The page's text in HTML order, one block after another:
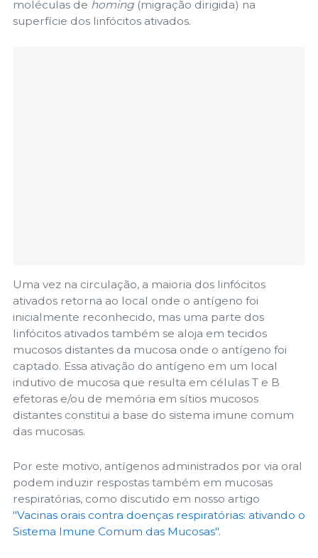
moléculas de homing (migração dirigida) na
superfície dos linfócitos ativados.
Uma vez na circulação, a maioria dos linfócitos
ativados retorna ao local onde o antígeno foi
inicialmente reconhecido, mas uma parte dos
linfócitos ativados também se aloja em tecidos
mucosos distantes da mucosa onde o antígeno foi
captado. Essa ativação do antígeno em um local
indutivo de mucosa que resulta em células T e B
efetoras e/ou de memória em sítios mucosos
distantes constitui a base do sistema imune comum
das mucosas.
Por este motivo, antígenos administrados por via oral
podem induzir respostas também em mucosas
respiratórias, como discutido em nosso artigo
"Vacinas orais contra doenças respiratórias: ativando o
Sistema Imune Comum das Mucosas".